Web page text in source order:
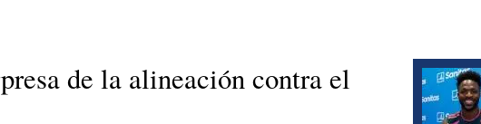
de la alineación contra el